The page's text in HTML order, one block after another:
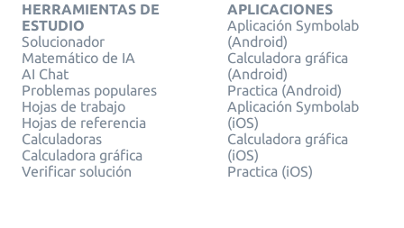
HERRAMIENTAS DE
ESTUDIO
Solucionador
Matemático de IA
AI Chat
Problemas populares
Hojas de trabajo
Hojas de referencia
Calculadoras
Calculadora gráfica
Verificar solución
APLICACIONES
Aplicación Symbolab
(Android)
Calculadora gráfica
(Android)
Practica (Android)
Aplicación Symbolab
(iOS)
Calculadora gráfica
(iOS)
Practica (iOS)